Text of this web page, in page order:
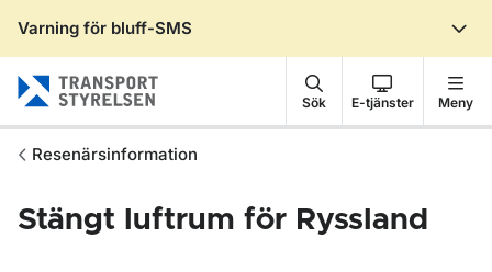
Varning för bluff-SMS
Sök E-tjänster Meny
Resenärsinformation
Stängt luftrum för Ryssland